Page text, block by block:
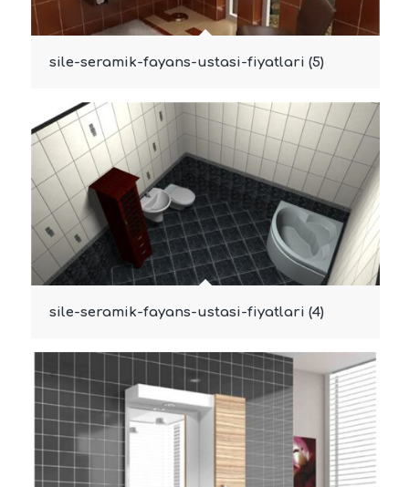
sile-seramik-fayans-ustasi-fiyatlari (5)
sile-seramik-fayans-ustasi-fiyatlari (4)